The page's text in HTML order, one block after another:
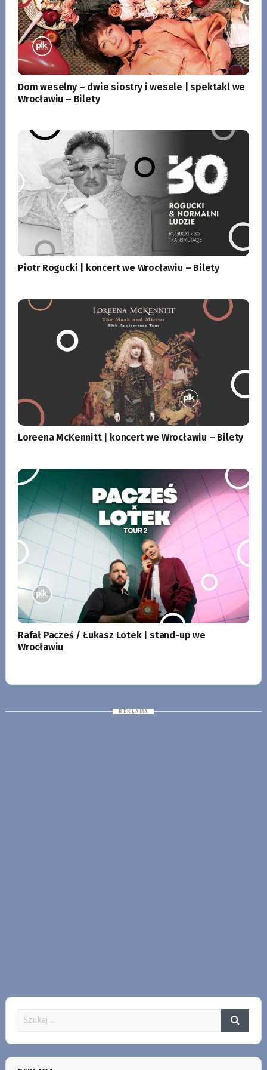
Dom weselny – dwie siostry i wesele | spektakl we
Wrocławiu – Bilety
Piotr Rogucki | koncert we Wrocławiu – Bilety
Loreena McKennitt | koncert we Wrocławiu – Bilety
Rafał Pacześ / Łukasz Lotek | stand-up we
Wrocławiu